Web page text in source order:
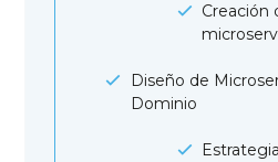
Creación
Diseño de
Dominio